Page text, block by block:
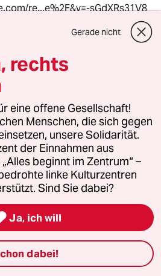
re...e%2F&v=-sGdXRs31V8
, 08:35 Uhr
url...brZ9a&opi=899
Uhr
Vibratorton.
dieses gerne mag,
Gerade nicht
rechts
eine offene Gesellschaft!
Menschen, die sich gegen
unsere Solidarität.
der Einnahmen aus
beginnt im Zentrum“ –
linke Kulturzentren
Sind Sie dabei?
Ja, ich will
dabei!